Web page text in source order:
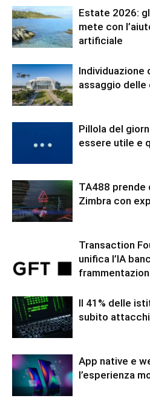
Estate 2026:
mete con
artificiale
Individuazione
assaggio delle
Pillola del
essere utile e
TA488 prende
Zimbra con
Transaction
unifica l’IA
Il 41% delle
subito
App native e
l’esperienza